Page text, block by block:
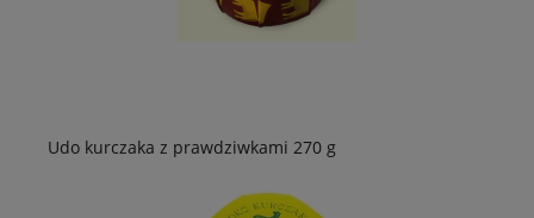
Udo kurczaka z prawdziwkami 270 g